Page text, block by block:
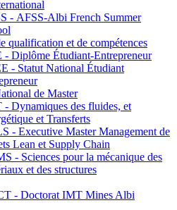
- AFSS-Albi French Summer
qualification et de compétences
- Diplôme Étudiant-Entrepreneur
- Statut National Étudiant
de Master
- Dynamiques des fluides, et
et Transferts
- Executive Master Management de
Lean et Supply Chain
- Sciences pour la mécanique des
et des structures
- Doctorat IMT Mines Albi